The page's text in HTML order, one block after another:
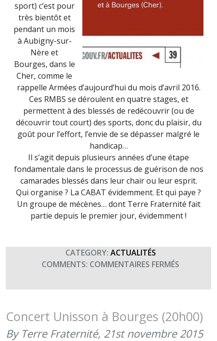
sport) c’est pour
très bientôt et
pendant un mois
à Aubigny-sur-
Nère et
Bourges, dans le
Cher, comme le
rappelle Armées d’aujourd’hui du mois d’avril 2016.
Ces RMBS se déroulent en quatre stages, et
permettent à des blessés de redécouvrir (ou de
découvrir tout court) des sports, donc du plaisir, du
goût pour l’effort, l’envie de se dépasser malgré le
handicap…
Il s’agit depuis plusieurs années d’une étape
fondamentale dans le processus de guérison de nos
camarades blessés dans leur chair ou leur esprit.
Qui organise ? La CABAT évidemment. Et qui paye ?
Un groupe de mécènes… dont Terre Fraternité fait
partie depuis le premier jour, évidemment !
CATEGORY: ACTUALITÉS
COMMENTS: COMMENTAIRES FERMÉS
COUP
DES
RMBS
2016
Concert Unisson à Bourges (20h00)
By Terre Fraternité, 21st novembre 2015